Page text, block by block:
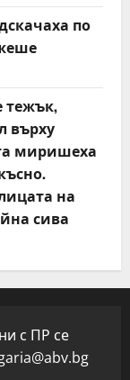
по
тежък,
върху
миришеха
на
сива
с ПР се